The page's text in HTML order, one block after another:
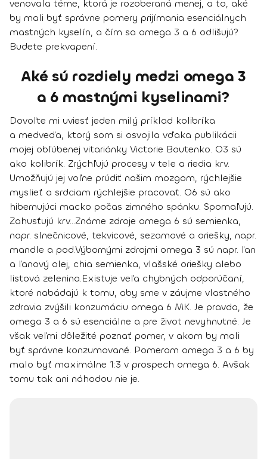
venovala téme, ktorá je rozoberaná menej, a to, aké
by mali byť správne pomery prijímania esenciálnych
mastných kyselín, a čím sa omega 3 a 6 odlišujú?
Budete prekvapení.
Aké sú rozdiely medzi omega 3
a 6 mastnými kyselinami?
Dovoľte mi uviesť jeden milý príklad kolibríka
a medveďa, ktorý som si osvojila vďaka publikácii
mojej obľúbenej vitariánky Victorie Boutenko. O3 sú
ako kolibrík. Zrýchľujú procesy v tele a riedia krv.
Umožňujú jej voľne prúdiť našim mozgom, rýchlejšie
myslieť a srdciam rýchlejšie pracovať. O6 sú ako
hibernujúci macko počas zimného spánku. Spomaľujú.
Zahusťujú krv...Známe zdroje omega 6 sú semienka,
napr. slnečnicové, tekvicové, sezamové a oriešky, napr.
mandle a pod.Výbornými zdrojmi omega 3 sú napr. ľan
a ľanový olej, chia semienka, vlašské oriešky alebo
listová zelenina.Existuje veľa chybných odporúčaní,
ktoré nabádajú k tomu, aby sme v záujme vlastného
zdravia zvýšili konzumáciu omega 6 MK. Je pravda, že
omega 3 a 6 sú esenciálne a pre život nevyhnutné. Je
však veľmi dôležité poznať pomer, v akom by mali
byť správne konzumované. Pomerom omega 3 a 6 by
malo byť maximálne 1:3 v prospech omega 6. Avšak
tomu tak ani náhodou nie je.